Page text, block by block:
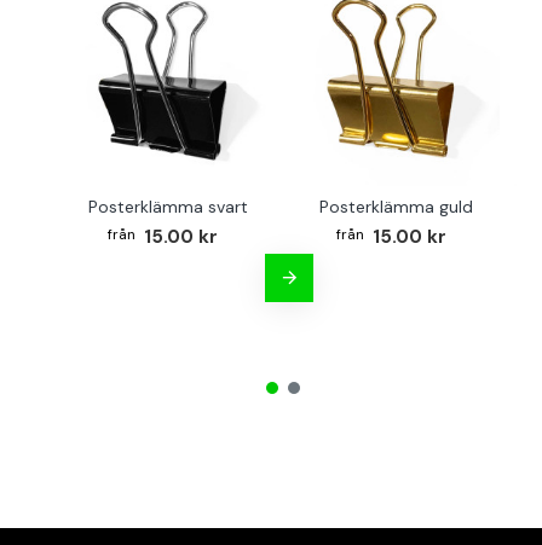
Posterklämma svart
15.00 kr
Posterklämma guld
15.00 kr